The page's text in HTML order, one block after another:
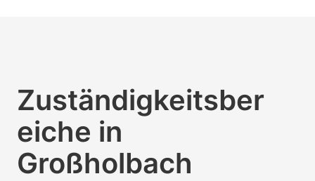
Zuständigkeitsber
eiche in
Großholbach